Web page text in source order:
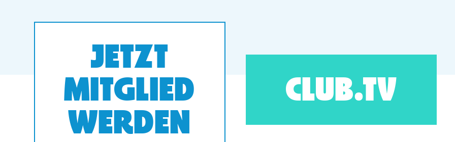
JETZT
MITGLIED
WERDEN
CLUB.TV